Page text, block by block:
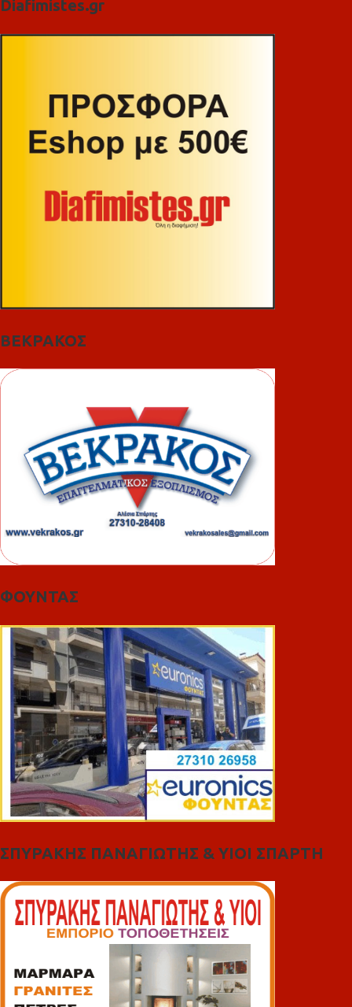
Diafimistes.gr
ΒΕΚΡΑΚΟΣ
ΦΟΥΝΤΑΣ
ΣΠΥΡΑΚΗΣ ΠΑΝΑΓΙΩΤΗΣ & YIOI ΣΠΑΡΤΗ